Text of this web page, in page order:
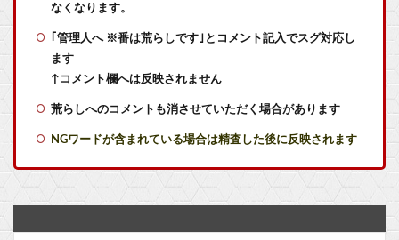
【艦これ】水着川内さん 他
【艦これ】そもそも深海ってなんか悪いことしたの
switch2版『Lies of P』、メタスコア86でゲーフリ新作を粉砕
なくなります。
｢管理人へ ※番は荒らしです｣とコメント記入でスグ対応し
ます
↑コメント欄へは反映されません
荒らしへのコメントも消させていただく場合があります
NGワードが含まれている場合は精査した後に反映されます